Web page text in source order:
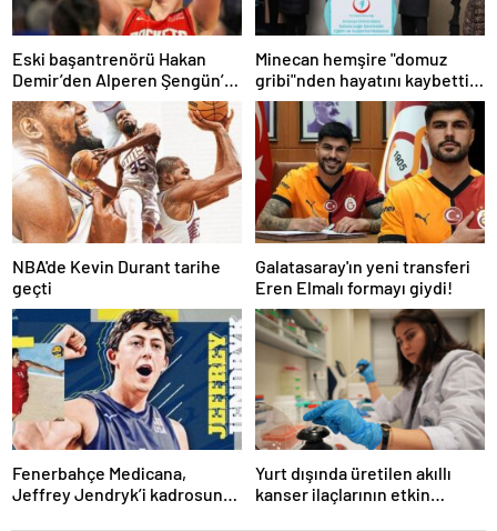
Eski başantrenörü Hakan
Demir’den Alperen Şengün’e
övgü
Minecan hemşire "domuz
gribi"nden hayatını kaybetti –
Haberler | Sağlık Haberleri
NBA'de Kevin Durant tarihe
geçti
Galatasaray'ın yeni transferi
Eren Elmalı formayı giydi!
Fenerbahçe Medicana,
Jeffrey Jendryk’i kadrosuna
Yurt dışında üretilen akıllı
kanser ilaçlarının etkin